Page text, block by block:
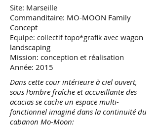
Site: Marseille
Commanditaire: MO-MOON Family
Concept
Equipe: collectif topo*grafik avec wagon
landscaping
Mission: conception et réalisation
Année: 2015
Dans cette cour intérieure à ciel ouvert,
sous l'ombre fraîche et accueillante des
acacias se cache un espace multi-
fonctionnel imaginé dans la continuité du
cabanon Mo-Moon: